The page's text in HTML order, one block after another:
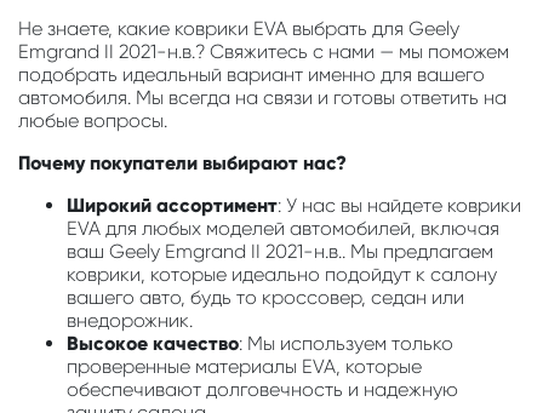
Не знаете, какие коврики EVA выбрать для Geely
Emgrand II 2021-н.в.? Свяжитесь с нами — мы поможем
подобрать идеальный вариант именно для вашего
автомобиля. Мы всегда на связи и готовы ответить на
любые вопросы.
Почему покупатели выбирают нас?
Широкий ассортимент: У нас вы найдете коврики
EVA для любых моделей автомобилей, включая
ваш Geely Emgrand II 2021-н.в.. Мы предлагаем
коврики, которые идеально подойдут к салону
вашего авто, будь то кроссовер, седан или
внедорожник.
Высокое качество: Мы используем только
проверенные материалы EVA, которые
обеспечивают долговечность и надежную